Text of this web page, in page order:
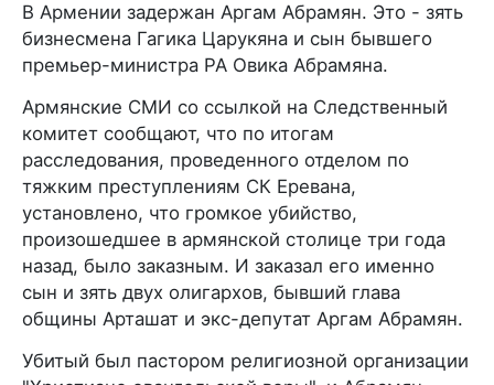
В Армении задержан Аргам Абрамян. Это - зять
бизнесмена Гагика Царукяна и сын бывшего
премьер-министра РА Овика Абрамяна.
Армянские СМИ со ссылкой на Следственный
комитет сообщают, что по итогам
расследования, проведенного отделом по
тяжким преступлениям СК Еревана,
установлено, что громкое убийство,
произошедшее в армянской столице три года
назад, было заказным. И заказал его именно
сын и зять двух олигархов, бывший глава
общины Арташат и экс-депутат Аргам Абрамян.
Убитый был пастором религиозной организации